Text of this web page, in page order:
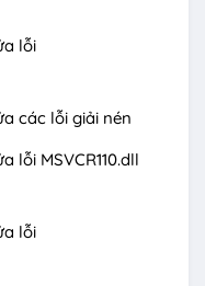
lỗi
các lỗi giải nén
lỗi MSVCR110.dll
lỗi